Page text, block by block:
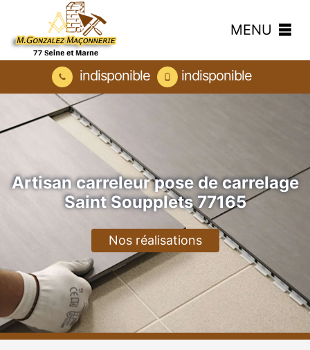
MENU
indisponible indisponible
Artisan carreleur pose de carrelage
Saint Soupplets 77165
Nos réalisations